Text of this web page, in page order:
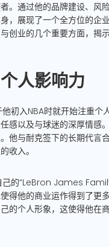
。通过他的品牌建设、
，展现了一个全方位的企
创业的几个重要方面，
人影响力
初入NBA时就开始注重
感以及与球迷的深厚情感
他与耐克签下的长期代言
收入。
己的“LeBron James
得他的商业运作得到了更
的个人形象，这使得他在